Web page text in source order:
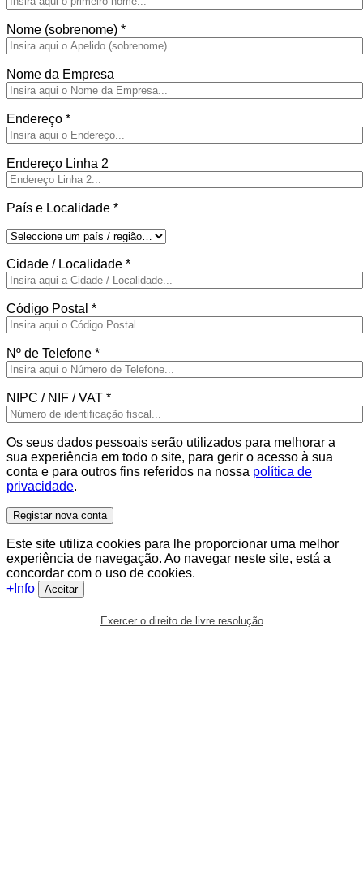
Nome (sobrenome) *
Nome da Empresa
Endereço *
Endereço Linha 2
País e Localidade *
Cidade / Localidade *
Código Postal *
Nº de Telefone *
NIPC / NIF / VAT *
Os seus dados pessoais serão utilizados para melhorar a
sua experiência em todo o site, para gerir o acesso à sua
conta e para outros fins referidos na nossa política de
privacidade.
Registar nova conta
Este site utiliza cookies para lhe proporcionar uma melhor
experiência de navegação. Ao navegar neste site, está a
concordar com o uso de cookies.
+Info
Aceitar
Exercer o direito de livre resolução